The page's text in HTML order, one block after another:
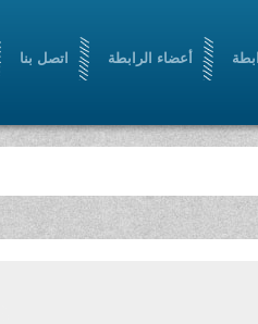
أعضاء الرابطة اتصل بنا